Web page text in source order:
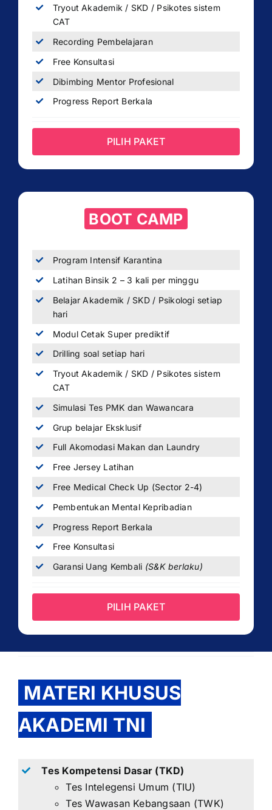
Tryout Akademik / SKD / Psikotes sistem
CAT
Recording Pembelajaran
Free Konsultasi
Dibimbing Mentor Profesional
Progress Report Berkala
PILIH PAKET
BOOT CAMP
Program Intensif Karantina
Latihan Binsik 2 – 3 kali per minggu
Belajar Akademik / SKD / Psikologi setiap
hari
Modul Cetak Super prediktif
Drilling soal setiap hari
Tryout Akademik / SKD / Psikotes sistem
CAT
Simulasi Tes PMK dan Wawancara
Grup belajar Eksklusif
Full Akomodasi Makan dan Laundry
Free Jersey Latihan
Free Medical Check Up (Sector 2-4)
Pembentukan Mental Kepribadian
Progress Report Berkala
Free Konsultasi
Garansi Uang Kembali (S&K berlaku)
PILIH PAKET
MATERI KHUSUS
AKADEMI TNI
Tes Kompetensi Dasar (TKD)
Tes Intelegensi Umum (TIU)
Tes Wawasan Kebangsaan (TWK)